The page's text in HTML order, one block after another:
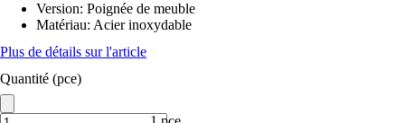
Version: Poignée de meuble
Matériau: Acier inoxydable
Plus de détails sur l'article
Quantité (pce)